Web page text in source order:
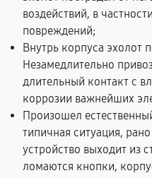
воздействий, в
повреждений;
Внутрь корпуса эхолот
Незамедлительно
длительный контакт с
коррозии важнейших
Произошел
типичная ситуация,
устройство выходит из
ломаются кнопки,